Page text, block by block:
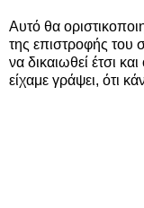
Αυτό θα
της επιστροφής του
να δικαιωθεί έτσι
είχαμε γράψει, ότι